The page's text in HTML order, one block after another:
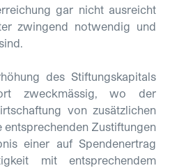
gar nicht ausreicht
zwingend notwendig und
des Stiftungskapitals
zweckmässig, wo der
von zusätzlichen
Zustiftungen
einer auf Spendenertrag
mit entsprechendem